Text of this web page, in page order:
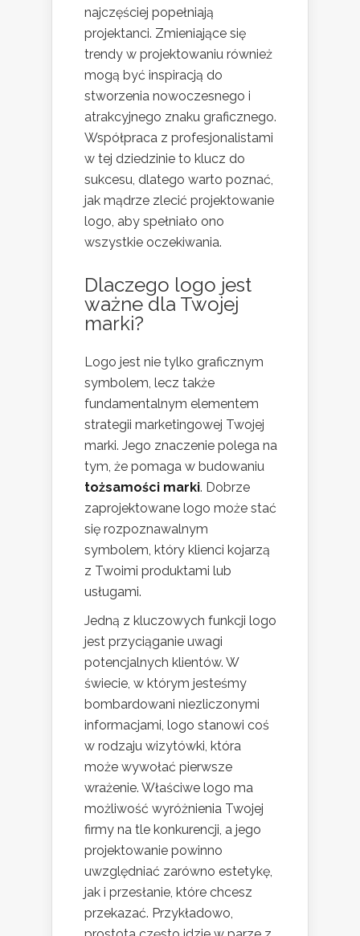
najczęściej popełniają
projektanci. Zmieniające się
trendy w projektowaniu również
mogą być inspiracją do
stworzenia nowoczesnego i
atrakcyjnego znaku graficznego.
Współpraca z profesjonalistami
w tej dziedzinie to klucz do
sukcesu, dlatego warto poznać,
jak mądrze zlecić projektowanie
logo, aby spełniało ono
wszystkie oczekiwania.
Dlaczego logo jest
ważne dla Twojej
marki?
Logo jest nie tylko graficznym
symbolem, lecz także
fundamentalnym elementem
strategii marketingowej Twojej
marki. Jego znaczenie polega na
tym, że pomaga w budowaniu
tożsamości marki. Dobrze
zaprojektowane logo może stać
się rozpoznawalnym
symbolem, który klienci kojarzą
z Twoimi produktami lub
usługami.
Jedną z kluczowych funkcji logo
jest przyciąganie uwagi
potencjalnych klientów. W
świecie, w którym jesteśmy
bombardowani niezliczonymi
informacjami, logo stanowi coś
w rodzaju wizytówki, która
może wywołać pierwsze
wrażenie. Właściwe logo ma
możliwość wyróżnienia Twojej
firmy na tle konkurencji, a jego
projektowanie powinno
uwzględniać zarówno estetykę,
jak i przesłanie, które chcesz
przekazać. Przykładowo,